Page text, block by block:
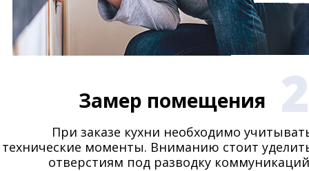
При заказе кухни необходимо
технические моменты. Вниманию стоит
отверстиям под разводку
Замер помещения 2